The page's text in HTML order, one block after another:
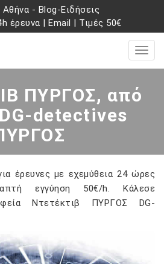
Αθήνα - Blog-Ειδήσεις
έρευνα |Email | Τιμές 50€
ΠΥΡΓΟΣ, από
detectives
έρευνες με εχεμύθεια 24 ώρες
εγγύηση 50€/h. Κάλεσε
Ντετέκτιβ ΠΥΡΓΟΣ DG-